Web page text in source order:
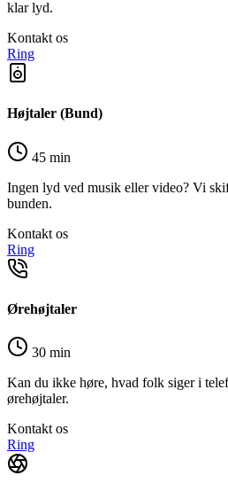
klar lyd.
Kontakt os
Ring
Højtaler (Bund)
45 min
Ingen lyd ved musik eller video? Vi
bunden.
Kontakt os
Ring
Ørehøjtaler
30 min
Kan du ikke høre, hvad folk siger i
ørehøjtaler.
Kontakt os
Ring